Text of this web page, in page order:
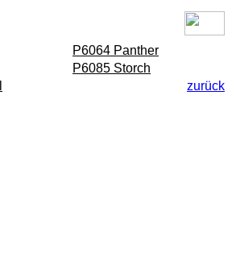
P6064 Panther
P6085 Storch
zurück